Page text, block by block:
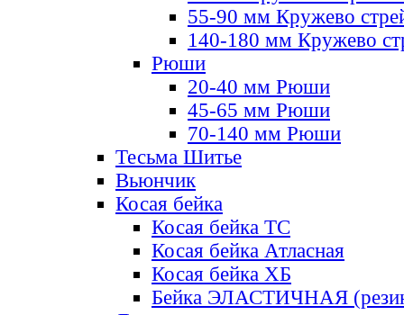
55-90 мм Кружево
140-180 мм Кружево
Рюши
20-40 мм Рюши
45-65 мм Рюши
70-140 мм Рюши
Тесьма Шитье
Вьюнчик
Косая бейка
Косая бейка ТС
Косая бейка Атласная
Косая бейка ХБ
Бейка ЭЛАСТИЧНАЯ